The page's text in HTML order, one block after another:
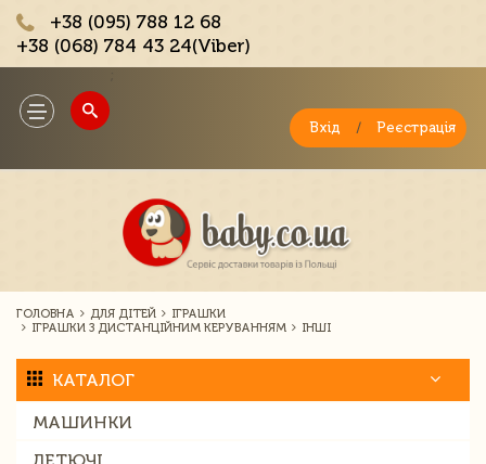
+38 (095) 788 12 68
+38 (068) 784 43 24(Viber)
Toggle
navigation
Вхід / Реєстрація
ГОЛОВНА ДЛЯ ДІТЕЙ
ІГРАШКИ
ІГРАШКИ З ДИСТАНЦІЙНИМ КЕРУВАННЯМ
ІНШІ
КАТАЛОГ
МАШИНКИ